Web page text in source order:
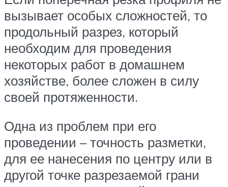
вызывает особых сложностей, то
продольный разрез, который
необходим для проведения
некоторых работ в домашнем
хозяйстве, более сложен в силу
своей протяженности.
Одна из проблем при его
проведении – точность разметки,
для ее нанесения по центру или в
другой точке разрезаемой грани